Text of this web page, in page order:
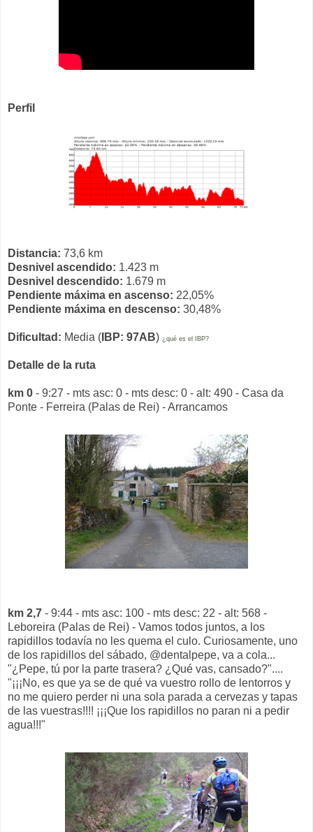
Perfil
Distancia: 73,6 km
Desnivel ascendido: 1.423 m
Desnivel descendido: 1.679 m
Pendiente máxima en ascenso: 22,05%
Pendiente máxima en descenso: 30,48%
Dificultad: Media ( IBP: 97AB) ¿qué es el IBP?
Detalle de la ruta
km 0 - 9:27 - mts asc: 0 - mts desc: 0 - alt: 490 - Casa da
Ponte - Ferreira (Palas de Rei) - Arrancamos
km 2,7 - 9:44 - mts asc: 100 - mts desc: 22 - alt: 568 -
Leboreira (Palas de Rei) - Vamos todos juntos, a los
rapidillos todavía no les quema el culo. Curiosamente, uno
de los rapidillos del sábado, @dentalpepe, va a cola...
"¿Pepe, tú por la parte trasera? ¿Qué vas, cansado?"....
"¡¡¡No, es que ya se de qué va vuestro rollo de lentorros y
no me quiero perder ni una sola parada a cervezas y tapas
de las vuestras!!!! ¡¡¡Que los rapidillos no paran ni a pedir
agua!!!"